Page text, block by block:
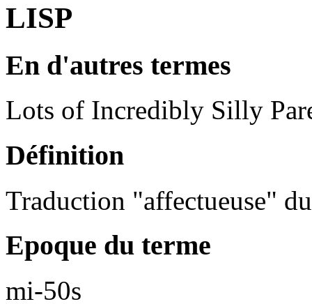
LISP
En d'autres termes
Lots of Incredibly Silly
Définition
Traduction "affectueuse"
Epoque du terme
mi-50s